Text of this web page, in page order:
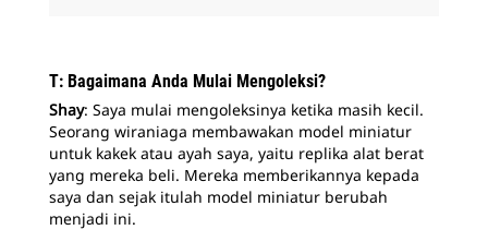
T: Bagaimana Anda Mulai Mengoleksi?
Shay: Saya mulai mengoleksinya ketika masih kecil.
Seorang wiraniaga membawakan model miniatur
untuk kakek atau ayah saya, yaitu replika alat berat
yang mereka beli. Mereka memberikannya kepada
saya dan sejak itulah model miniatur berubah
menjadi ini.